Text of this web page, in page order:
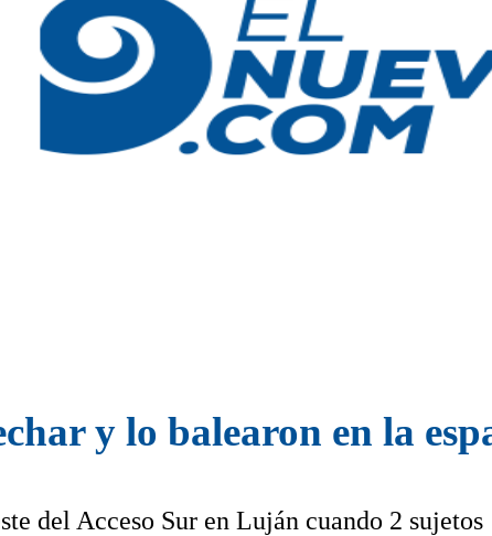
y lo balearon en la
del Acceso Sur en Luján cuando 2 sujetos